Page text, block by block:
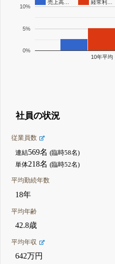
売上高…
経常利…
10年平均
0%
5%
10%
社員の状況
従業員数
連結569名(臨時58名)
単体218名(臨時52名)
平均勤続年数
18年
平均年齢
42.8歳
平均年収
642万円